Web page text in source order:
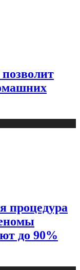
процедура
до 90%